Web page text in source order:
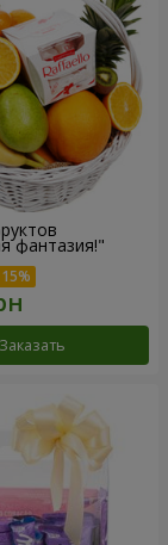
фантазия!"
Заказать